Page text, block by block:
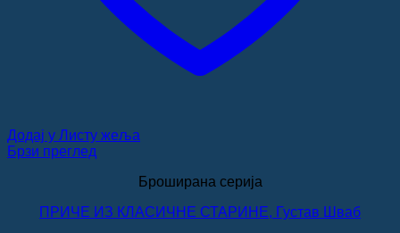
Додај у Листу жеља
Брзи преглед
Броширана серија
ПРИЧЕ ИЗ КЛАСИЧНЕ СТАРИНЕ, Густав Шваб